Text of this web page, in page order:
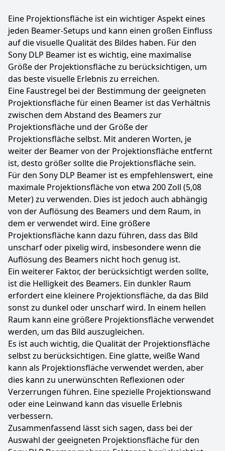
Eine Projektionsfläche ist ein wichtiger Aspekt eines
jeden Beamer-Setups und kann einen großen Einfluss
auf die visuelle Qualität des Bildes haben. Für den
Sony DLP Beamer ist es wichtig, eine maximalise
Größe der Projektionsfläche zu berücksichtigen, um
das beste visuelle Erlebnis zu erreichen.
Eine Faustregel bei der Bestimmung der geeigneten
Projektionsfläche für einen Beamer ist das Verhältnis
zwischen dem Abstand des Beamers zur
Projektionsfläche und der Größe der
Projektionsfläche selbst. Mit anderen Worten, je
weiter der Beamer von der Projektionsfläche entfernt
ist, desto größer sollte die Projektionsfläche sein.
Für den Sony DLP Beamer ist es empfehlenswert, eine
maximale Projektionsfläche von etwa 200 Zoll (5,08
Meter) zu verwenden. Dies ist jedoch auch abhängig
von der Auflösung des Beamers und dem Raum, in
dem er verwendet wird. Eine größere
Projektionsfläche kann dazu führen, dass das Bild
unscharf oder pixelig wird, insbesondere wenn die
Auflösung des Beamers nicht hoch genug ist.
Ein weiterer Faktor, der berücksichtigt werden sollte,
ist die Helligkeit des Beamers. Ein dunkler Raum
erfordert eine kleinere Projektionsfläche, da das Bild
sonst zu dunkel oder unscharf wird. In einem hellen
Raum kann eine größere Projektionsfläche verwendet
werden, um das Bild auszugleichen.
Es ist auch wichtig, die Qualität der Projektionsfläche
selbst zu berücksichtigen. Eine glatte, weiße Wand
kann als Projektionsfläche verwendet werden, aber
dies kann zu unerwünschten Reflexionen oder
Verzerrungen führen. Eine spezielle Projektionswand
oder eine Leinwand kann das visuelle Erlebnis
verbessern.
Zusammenfassend lässt sich sagen, dass bei der
Auswahl der geeigneten Projektionsfläche für den